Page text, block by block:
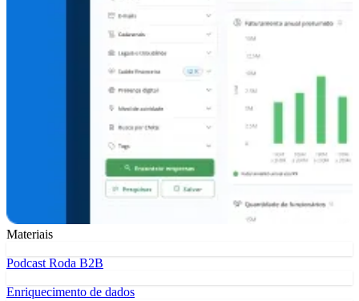
Materiais
Podcast Roda B2B
Enriquecimento de dados